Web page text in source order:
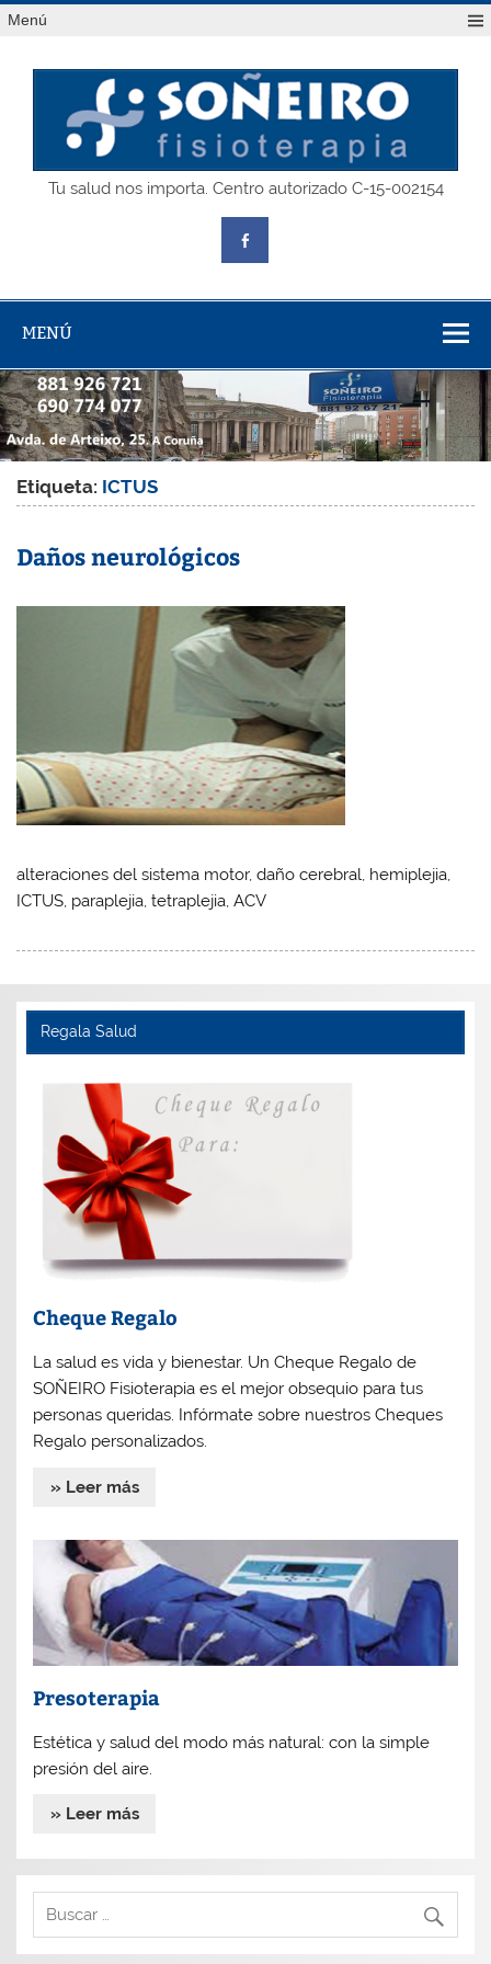
Saltar
alMenú
SOÑEIRO
Tu salud nos importa. Centro autorizado C-15-002154
MENÚ
Etiqueta: ICTUS
Daños neurológicos
alteraciones del sistema motor, daño cerebral, hemiplejia,
ICTUS, paraplejia, tetraplejia, ACV
Regala Salud
Cheque Regalo
La salud es vida y bienestar. Un Cheque Regalo de
SOÑEIRO Fisioterapia es el mejor obsequio para tus
personas queridas. Infórmate sobre nuestros Cheques
Regalo personalizados.
» Leer más
Presoterapia
Estética y salud del modo más natural: con la simple
presión del aire.
» Leer más